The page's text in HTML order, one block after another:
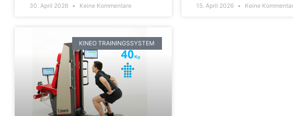
30. April 2026 Keine Kommentare 15. April 2026 Keine
KINEO TRAININGSSYSTEM